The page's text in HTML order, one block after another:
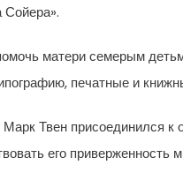
Сойера».
матери семерым
печатные и
Твен присоединился к
его приверженность